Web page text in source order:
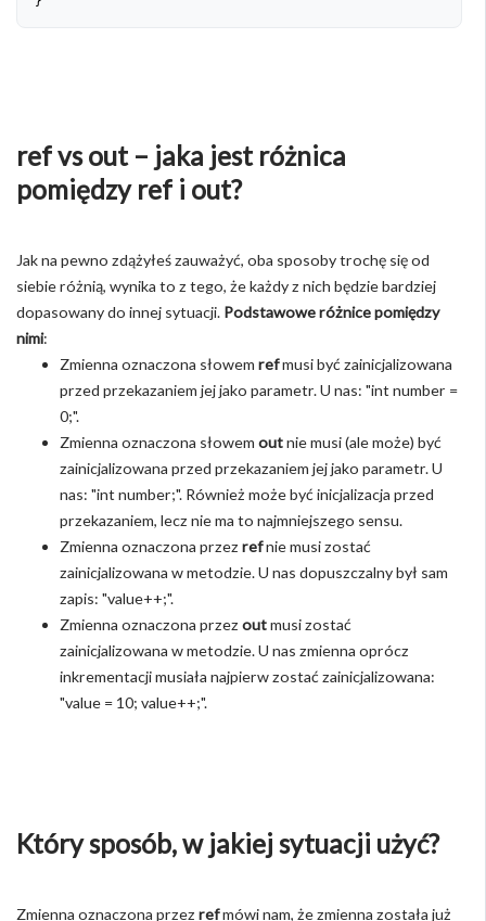
ref vs out – jaka jest różnica
pomiędzy ref i out?
Jak na pewno zdążyłeś zauważyć, oba sposoby trochę się od
siebie różnią, wynika to z tego, że każdy z nich będzie bardziej
dopasowany do innej sytuacji. Podstawowe różnice pomiędzy
nimi:
Zmienna oznaczona słowem refmusi być zainicjalizowana
przed przekazaniem jej jako parametr. U nas: "int number =
0;".
Zmienna oznaczona słowem outnie musi (ale może) być
zainicjalizowana przed przekazaniem jej jako parametr. U
nas: "int number;". Również może być inicjalizacja przed
przekazaniem, lecz nie ma to najmniejszego sensu.
Zmienna oznaczona przez refnie musi zostać
zainicjalizowana w metodzie. U nas dopuszczalny był sam
zapis: "value++;".
Zmienna oznaczona przez outmusi zostać
zainicjalizowana w metodzie. U nas zmienna oprócz
inkrementacji musiała najpierw zostać zainicjalizowana:
"value = 10; value++;".
Który sposób, w jakiej sytuacji użyć?
Zmienna oznaczona przez refmówi nam, że zmienna została już